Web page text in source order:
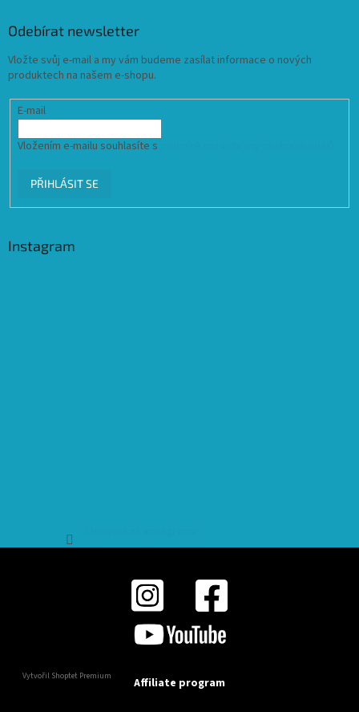
Odebírat newsletter
Vložte svůj e-mail a my vám budeme zasílat informace o nových
produktech na našem e-shopu.
E-mail
Vložením e-mailu souhlasíte s
PŘIHLÁSIT SE
Instagram
Vytvořil Shoptet Premium Affiliate program